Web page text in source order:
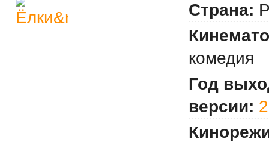
Страна:
комедия
Год
версии: